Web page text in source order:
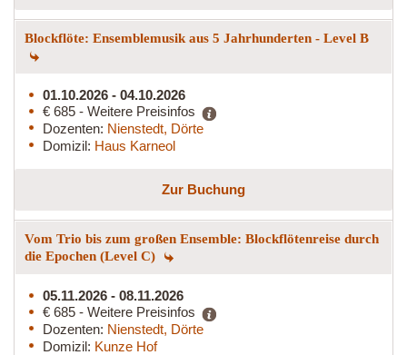
Blockflöte: Ensemblemusik aus 5 Jahrhunderten - Level B
01.10.2026 - 04.10.2026
€ 685 - Weitere Preisinfos
Dozenten: Nienstedt, Dörte
Domizil: Haus Karneol
Zur Buchung
Vom Trio bis zum großen Ensemble: Blockflötenreise durch
die Epochen (Level C)
05.11.2026 - 08.11.2026
€ 685 - Weitere Preisinfos
Dozenten: Nienstedt, Dörte
Domizil: Kunze Hof